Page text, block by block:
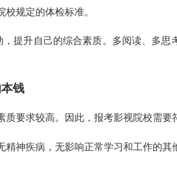
校规定的体检标准。
提升自己的综合素质。多阅读、多
钱
要求较高。因此，报考影视院校需要
精神疾病，无影响正常学习和工作的其